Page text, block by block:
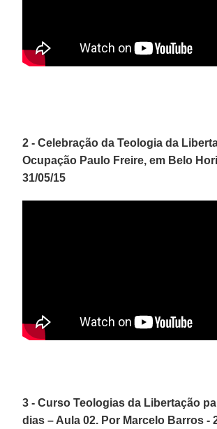
2 - Celebração da Teologia da
Ocupação Paulo Freire, em Belo
31/05/15
3 - Curso Teologias da Libertação
dias – Aula 02. Por Marcelo Barros -